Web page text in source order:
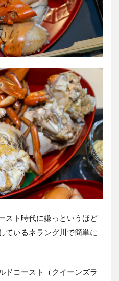
スト時代に嫌っというほど
ているネラング川で簡単に
ドコースト（クイーンズラ